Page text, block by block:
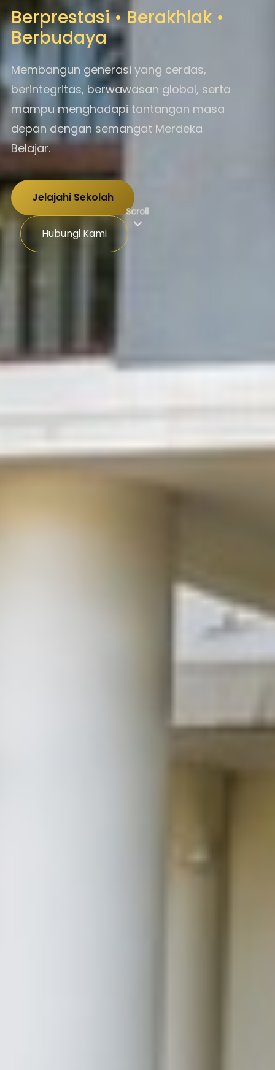
Berprestasi • Berakhlak •
Berbudaya
Membangun generasi yang cerdas,
berintegritas, berwawasan global, serta
mampu menghadapi tantangan masa
depan dengan semangat Merdeka
Belajar.
Jelajahi Sekolah
Hubungi Kami
Scroll